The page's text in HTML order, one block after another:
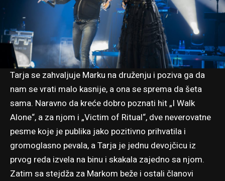
Tarja se zahvaljuje Marku na druženju i poziva ga da
nam se vrati malo kasnije, a ona se sprema da šeta
sama. Naravno da kreće dobro poznati hit „I Walk
Alone“, a za njom i „Victim of Ritual“, dve neverovatne
pesme koje je publika jako pozitivno prihvatila i
gromoglasno pevala, a Tarja je jednu devojčicu iz
prvog reda izvela na binu i skakala zajedno sa njom.
Zatim sa stejdža za Markom beže i ostali članovi